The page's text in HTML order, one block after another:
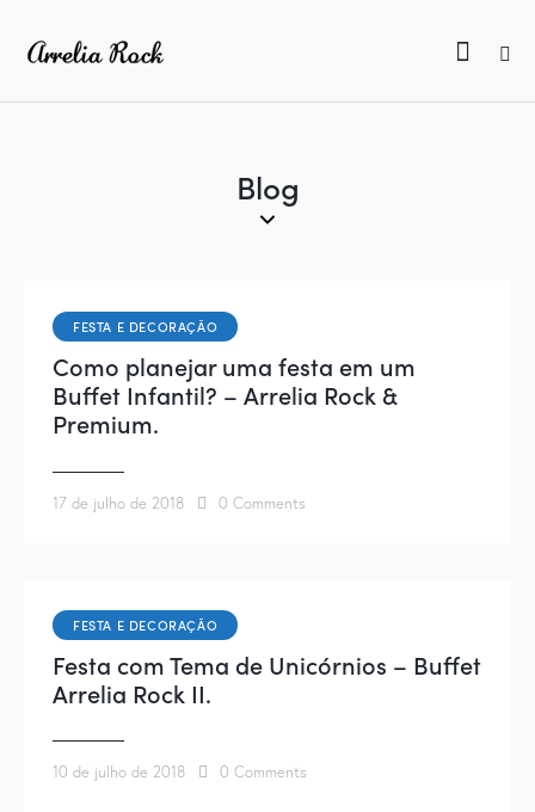
Blog
FESTA E DECORAÇÃO
Como planejar uma festa em um
Buffet Infantil? – Arrelia Rock &
Premium.
17 de julho de 2018 0 Comments
FESTA E DECORAÇÃO
Festa com Tema de Unicórnios – Buffet
Arrelia Rock II.
10 de julho de 2018 0 Comments